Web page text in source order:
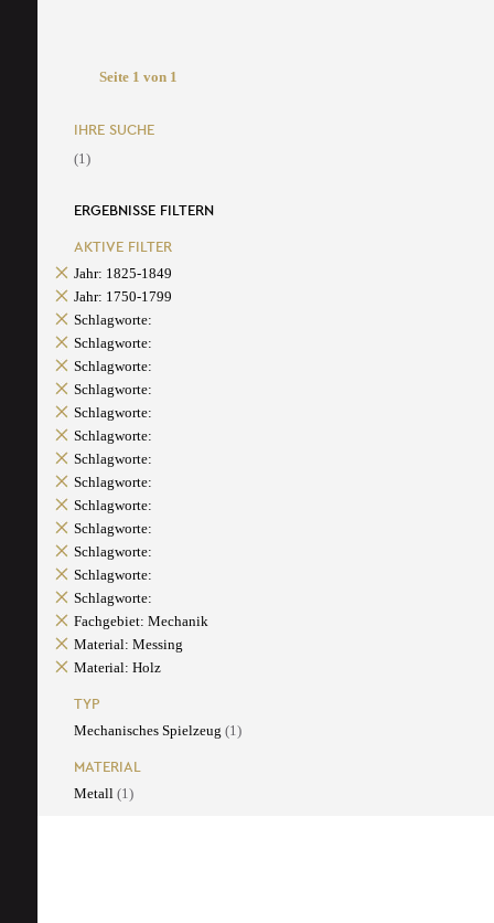
Seite 1 von 1
IHRE SUCHE
(1)
ERGEBNISSE FILTERN
AKTIVE FILTER
Jahr: 1825-1849
Jahr: 1750-1799
Schlagworte:
Schlagworte:
Schlagworte:
Schlagworte:
Schlagworte:
Schlagworte:
Schlagworte:
Schlagworte:
Schlagworte:
Schlagworte:
Schlagworte:
Schlagworte:
Schlagworte:
Fachgebiet: Mechanik
Material: Messing
Material: Holz
TYP
Mechanisches Spielzeug (1)
MATERIAL
Metall (1)